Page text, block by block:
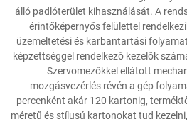
Hírek
Kapcsolat
álló padlóterület kihasználását. A
érintőképernyős felülettel
üzemeltetési és karbantartási
képzettséggel rendelkező kezelők
Szervomezőkkel ellátott
mozgásvezérlés révén a gép
percenként akár 120 kartonig,
méretű és stílusú kartonokat tud